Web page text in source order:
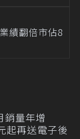
績翻倍市佔8
銷量年增
再送電子後